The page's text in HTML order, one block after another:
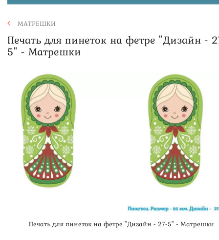
МАТРЕШКИ
Печать для пинеток на фетре "Дизайн -
5" - Матрешки
Печать для пинеток на фетре "Дизайн - 27-5" - Матрешки